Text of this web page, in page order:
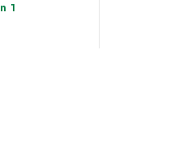
1